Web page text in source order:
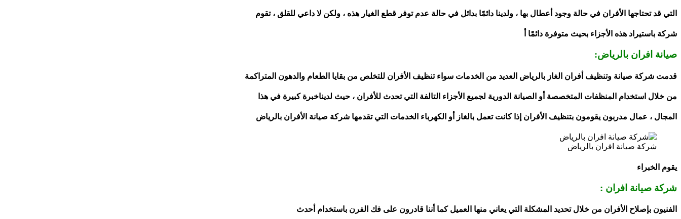
التي قد تحتاجها الأفران في حالة وجود أعطال بها ، ولدينا دائمًا بدائل في حالة عدم توفر قطع الغيار هذه ، ولكن لا داعي للقلق ، تقوم
شركة باستيراد هذه الأجزاء بحيث متوفرة دائمًا أ
صيانة افران بالرياض:
قدمت شركة صيانة وتنظيف أفران الغاز بالرياض العديد من الخدمات سواء تنظيف الأفران للتخلص من بقايا الطعام والدهون المتراكمة
من خلال استخدام المنظفات المتخصصة أو الصيانة الدورية لجميع الأجزاء التالفة التي تحدث للأفران ، حيث لديناخبرة كبيرة في هذا
المجال ، عمال مدربون يقومون بتنظيف الأفران إذا كانت تعمل بالغاز أو الكهرباء الخدمات التي تقدمها شركة صيانة الأفران بالرياض
شركة صيانة افران بالرياض
يقوم الخبراء
شركة صيانة افران :
الفنيون بإصلاح الأفران من خلال تحديد المشكلة التي يعاني منها العميل كما أننا قادرون على فك الفرن باستخدام أحدث